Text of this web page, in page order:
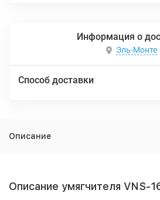
Информация о
Эль-Монте
Способ доставки
Описание
Описание умягчителя VNS-